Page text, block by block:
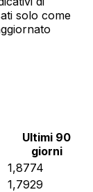
solo come
Ultimi 90
giorni
1,8774
1,7929